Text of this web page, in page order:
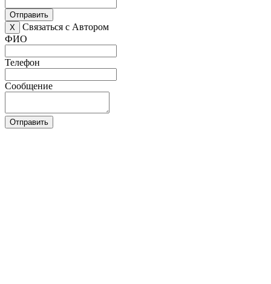
Отправить
X
Связаться с Автором
ФИО
Телефон
Сообщение
Отправить